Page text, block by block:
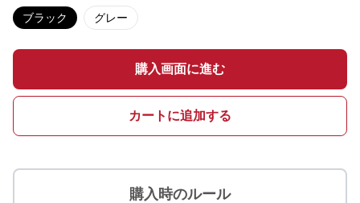
ブラック グレー
購入画面に進む
カートに追加する
購入時のルール